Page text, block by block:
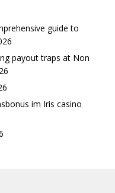
guide to
payout traps at Non
im Iris casino